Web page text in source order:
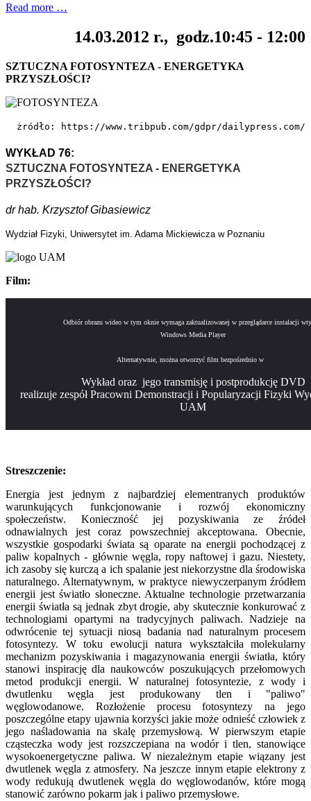
Read more …
14.03.2012 r., godz.10:45 - 12:00
SZTUCZNA FOTOSYNTEZA - ENERGETYKA
PRZYSZŁOŚCI?
żródło: https://www.tribpub.com/gdpr/dailypress.com/
WYKŁAD 76:
SZTUCZNA FOTOSYNTEZA - ENERGETYKA
PRZYSZŁOŚCI?
dr hab. Krzysztof Gibasiewicz
Wydział Fizyki, Uniwersytet im. Adama Mickiewicza w Poznaniu
Film:
Odbiór obrazu wideo w tym oknie wymaga zaktualizowanej w przeglądarce instalacji
Windows Media Player
Alternatywnie, można otworzyć film bezpośrednio w
Wykład oraz jego transmisję i postprodukcję DVD
realizuje zespół Pracowni Demonstracji i Popularyzacji Fizyki
UAM
Streszczenie:
Energia jest jednym z najbardziej elementranych produktów
warunkujących funkcjonowanie i rozwój ekonomiczny
społeczeństw. Konieczność jej pozyskiwania ze źródeł
odnawialnych jest coraz powszechniej akceptowana. Obecnie,
wszystkie gospodarki świata są oparate na energii pochodzącej z
paliw kopalnych - głównie węgla, ropy naftowej i gazu. Niestety,
ich zasoby się kurczą a ich spalanie jest niekorzystne dla środowiska
naturalnego. Alternatywnym, w praktyce niewyczerpanym źródłem
energii jest światło słoneczne. Aktualne technologie przetwarzania
energii światła są jednak zbyt drogie, aby skutecznie konkurować z
technologiami opartymi na tradycyjnych paliwach. Nadzieje na
odwrócenie tej sytuacji niosą badania nad naturalnym procesem
fotosyntezy. W toku ewolucji natura wykształciła molekularny
mechanizm pozyskiwania i magazynowania energii światła, który
stanowi inspirację dla naukowców poszukujących przełomowych
metod produkcji energii. W naturalnej fotosyntezie, z wody i
dwutlenku węgla jest produkowany tlen i "paliwo"
węglowodanowe. Rozłożenie procesu fotosyntezy na jego
poszczególne etapy ujawnia korzyści jakie może odnieść człowiek z
jego naśladowania na skalę przemysłową. W pierwszym etapie
cząsteczka wody jest rozszczepiana na wodór i tlen, stanowiące
wysokoenergetyczne paliwa. W niezależnym etapie wiązany jest
dwutlenek węgla z atmosfery. Na jeszcze innym etapie elektrony z
wody redukują dwutlenek węgla do węglowodanów, które mogą
stanowić zarówno pokarm jak i paliwo przemysłowe.